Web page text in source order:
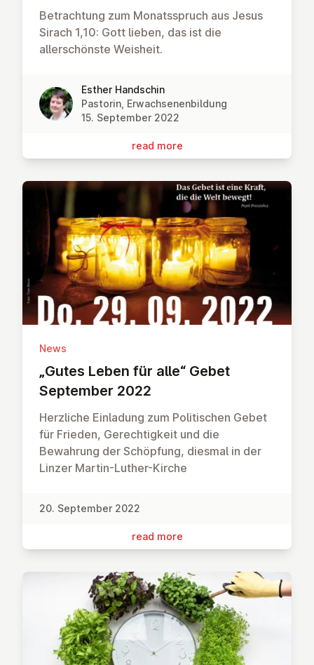
Betrachtung zum Monatsspruch aus Jesus
Sirach 1,10: Gott lieben, das ist die
allerschönste Weisheit.
Esther Handschin
Pastorin, Erwachsenenbildung
15. September 2022
read more
News
„Gutes Leben für alle“ Gebet
September 2022
Herzliche Einladung zum Politischen Gebet
für Frieden, Gerechtigkeit und die
Bewahrung der Schöpfung, diesmal in der
Linzer Martin-Luther-Kirche
20. September 2022
read more